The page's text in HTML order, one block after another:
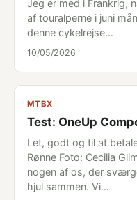
Jeg er med i Frankrig,
af touralperne i juni
denne cykelrejse…
10/05/2026
MTBX
Test: OneUp
Let, godt og til at
Rønne Foto: Cecilia
nogen af os, der
hjul sammen. Vi…